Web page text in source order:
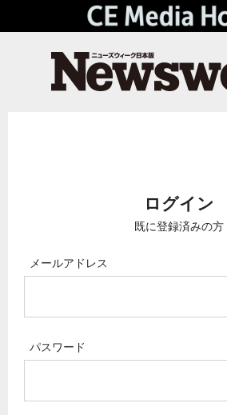
ログイン
既に登録済みの方
メールアドレス
パスワード